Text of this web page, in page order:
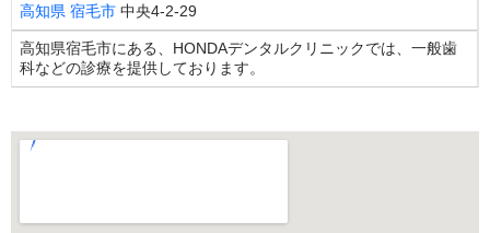
高知県 宿毛市 中央4-2-29
高知県宿毛市にある、HONDAデンタルクリニックでは、一般歯
科などの診療を提供しております。